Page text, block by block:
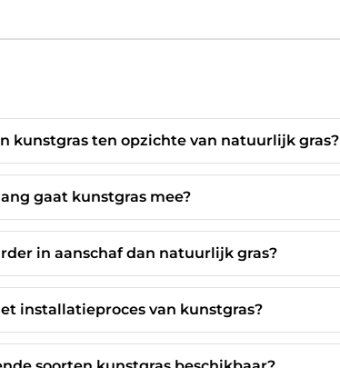
kunstgras ten opzichte van natuurlijk gras?
gaat kunstgras mee?
in aanschaf dan natuurlijk gras?
installatieproces van kunstgras?